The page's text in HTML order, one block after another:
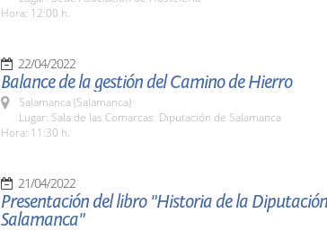
Hora: 12:00 h.
22/04/2022
Balance de la gestión del Camino de Hierro
Salamanca (Salamanca)
Lugar: Sala de las Comarcas. Diputación de Salamanca
Hora: 11:30 h.
21/04/2022
Presentación del libro "Historia de la
Salamanca"